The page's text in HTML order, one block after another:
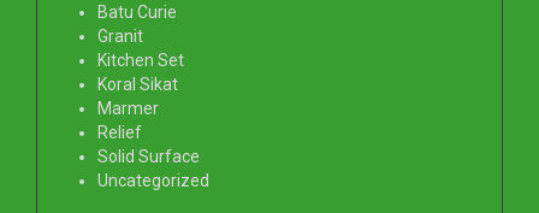
Batu Curie
Granit
Kitchen Set
Koral Sikat
Marmer
Relief
Solid Surface
Uncategorized